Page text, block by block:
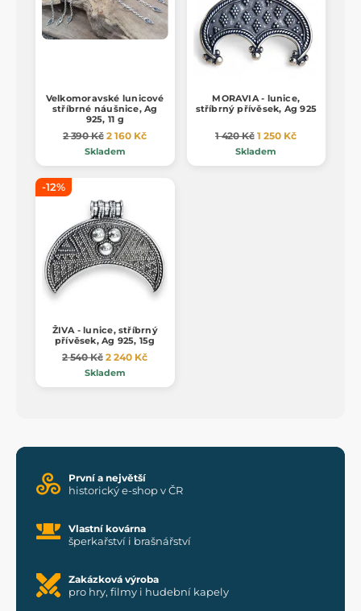
Velkomoravské lunicové
stříbrné náušnice, Ag
925, 11 g
2 390 Kč 2 160 Kč
Skladem
MORAVIA - lunice,
stříbrný přívěsek, Ag 925
1 420 Kč 1 250 Kč
Skladem
-12%
ŽIVA - lunice, stříbrný
přívěsek, Ag 925, 15g
2 540 Kč 2 240 Kč
Skladem
První a největší
historický e-shop v ČR
Vlastní kovárna
šperkařství i brašnářství
Zakázková výroba
pro hry, filmy i hudební kapely